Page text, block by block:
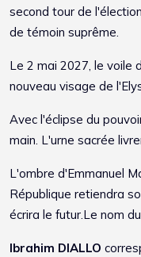
second tour de
de témoin suprême.
Le 2 mai 2027, le voile
nouveau visage de
Avec l'éclipse du
main. L'urne sacrée
L'ombre d'Emmanuel
République retiendra
écrira le futur.Le nom
Ibrahim DIALLO